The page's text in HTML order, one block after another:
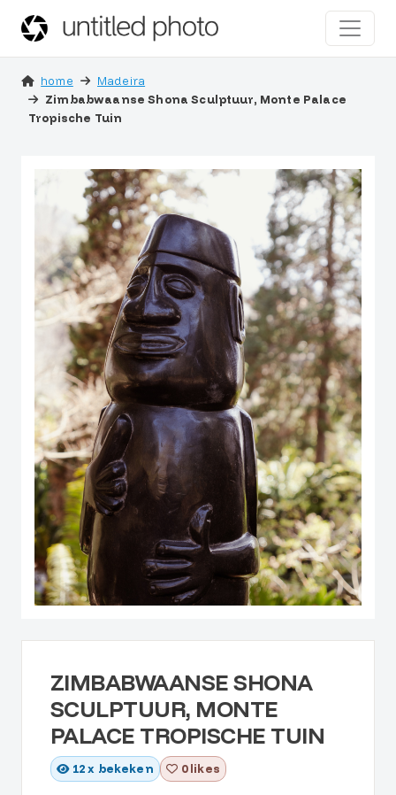
home
Madeira
Zimbabwaanse Shona Sculptuur, Monte Palace
Tropische Tuin
ZIMBABWAANSE SHONA
SCULPTUUR, MONTE
PALACE TROPISCHE TUIN
12x bekeken 0 likes